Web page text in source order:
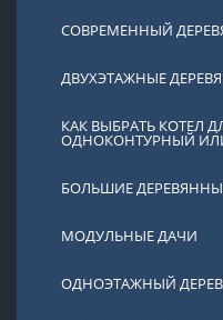
СОВРЕМЕННЫЙ
ДВУХЭТАЖНЫЕ
КАК ВЫБРАТЬ КОТЕЛ
ОДНОКОНТУРНЫЙ
БОЛЬШИЕ
МОДУЛЬНЫЕ ДАЧИ
ОДНОЭТАЖНЫЙ